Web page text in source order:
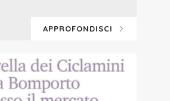
APPROFONDISCI